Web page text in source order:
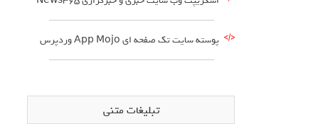
پوسته سایت تک صفحه ای App Mojo وردپرس
تبلیغات متنی